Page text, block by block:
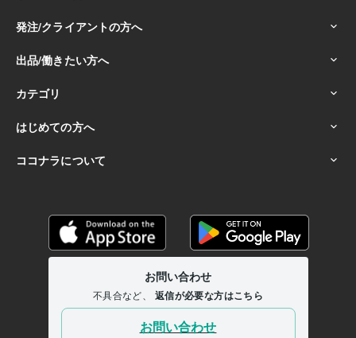
☆ハワイ好きで、その魅力を語るのが得意:20年
☆人生を豊かにするための自己投資や学びを欠かさない:30年
☆スピリチュアルやヒーリングを日常に取り入れている:20年
☆困っている人を見過ごせず、自然と手を差し伸べる:40年
☆直感力やシンクロニシティを大切にし、行動に活かす:20年
☆人生の「楽しみ方」を追求し続ける姿勢を持っている:50年
得意分野
返信が遅い彼、本音対策伝えます
■マッチングアプリの彼/本音と恋愛
■元彼と復縁｜曖昧な別れの本音を解明
■離婚夫婦関係の悩み相
談！関係修復 ■人間関係人生の悩み深く寄り添い聴きます ■片思い成
就！男の本音で振り向かせます
男性心理 恋愛 復縁
集客・マーケティング相談
■販売実績6000件超！電話相談のやり方
■30分で電話相談出品者の悩み聞きます ■一人ビジネスで成功する